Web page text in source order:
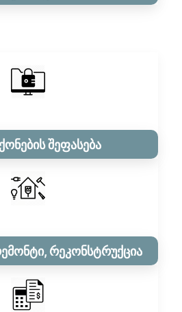
შეფასება
რეკონსტრუქცია